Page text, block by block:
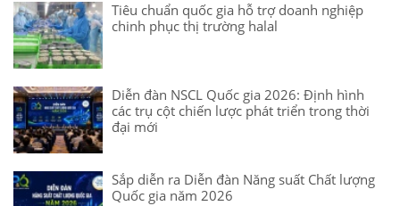
Tiêu chuẩn quốc gia hỗ trợ doanh nghiệp
chinh phục thị trường halal
Diễn đàn NSCL Quốc gia 2026: Định hình
các trụ cột chiến lược phát triển trong thời
đại mới
Sắp diễn ra Diễn đàn Năng suất Chất lượng
Quốc gia năm 2026